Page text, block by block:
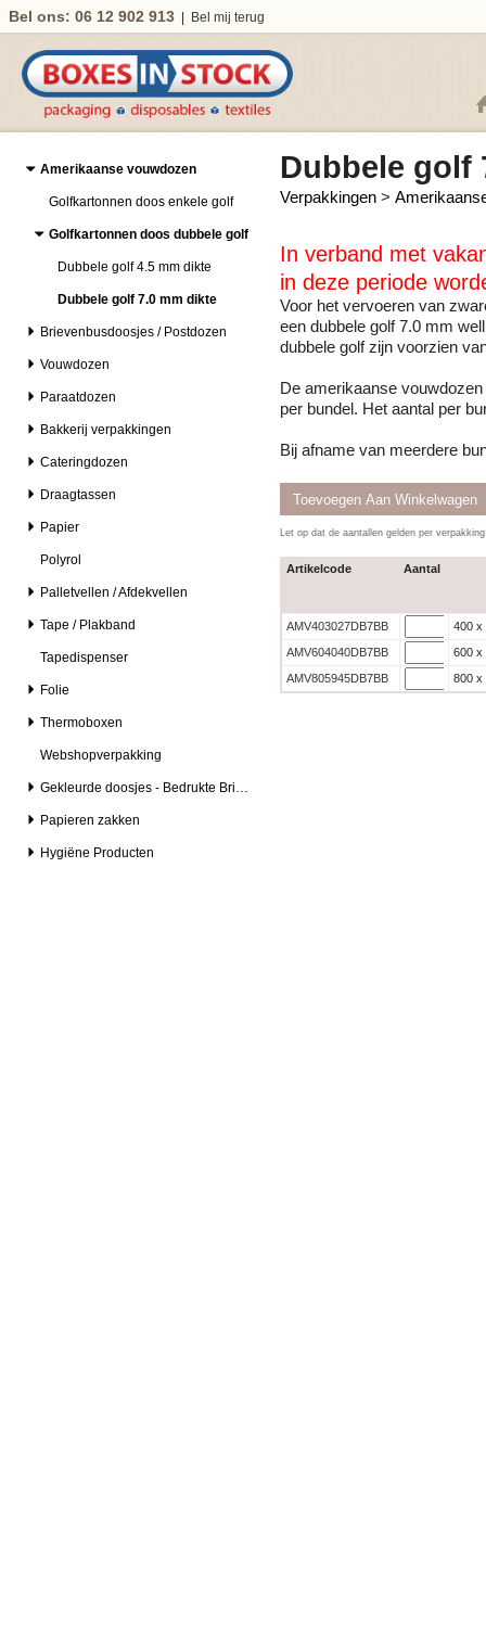
Bel ons: 06 12 902 913 Bel mij terug
Amerikaanse vouwdozen
Golfkartonnen doos enkele golf
Golfkartonnen doos dubbele golf
Dubbele golf 4.5 mm dikte
Dubbele golf 7.0 mm dikte
Brievenbusdoosjes / Postdozen
Vouwdozen
Paraatdozen
Bakkerij verpakkingen
Cateringdozen
Draagtassen
Papier
Polyrol
Palletvellen / Afdekvellen
Tape / Plakband
Tapedispenser
Folie
Thermoboxen
Webshopverpakking
Gekleurde doosjes - Bedrukte Brievenbusdozen
Papieren zakken
Hygiëne Producten
Dubbele golf
Verpakkingen >
In verband met
in deze periode
Voor het vervoeren van
een dubbele golf 7.0 mm
dubbele golf zijn voorzien
De amerikaanse
per bundel. Het
Bij afname van meerdere
Let op dat de aantallen gelden per
Artikelcode Aantal
AMV403027DB7BB
AMV604040DB7BB
600 x
AMV805945DB7BB
800 x